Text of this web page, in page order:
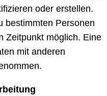
oder erstellen.
bestimmten Personen
Zeitpunkt möglich. Eine
mit anderen